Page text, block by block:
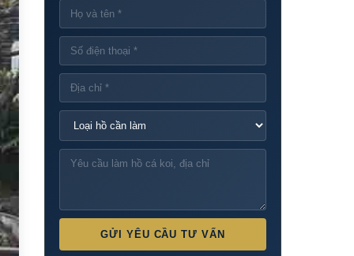
GỬI YÊU CẦU TƯ VẤN